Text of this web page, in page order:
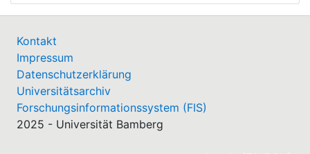
Kontakt
Impressum
Datenschutzerklärung
Universitätsarchiv
Forschungsinformationssystem (FIS)
2025 - Universität Bamberg